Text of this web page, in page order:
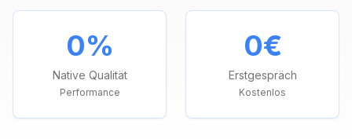
0%
Native Qualität
Performance
0€
Erstgespräch
Kostenlos